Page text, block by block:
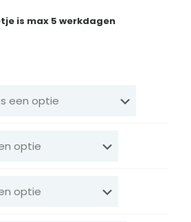
is max 5 werkdagen